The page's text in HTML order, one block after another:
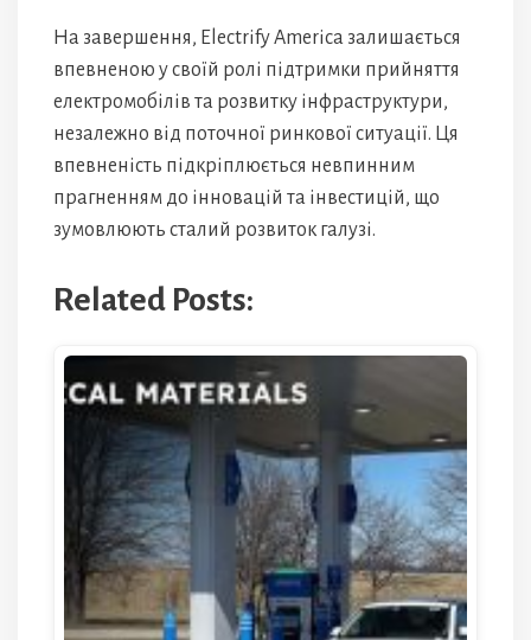
На завершення, Electrify America залишається
впевненою у своїй ролі підтримки прийняття
електромобілів та розвитку інфраструктури,
незалежно від поточної ринкової ситуації. Ця
впевненість підкріплюється невпинним
прагненням до інновацій та інвестицій, що
зумовлюють сталий розвиток галузі.
Related Posts: